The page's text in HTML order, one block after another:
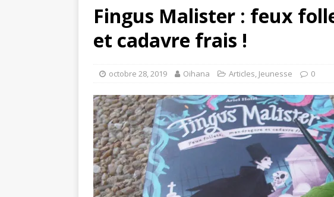
Fingus Malister : feux
et cadavre frais !
octobre 28, 2019 Oihana Articles, Jeunesse 0